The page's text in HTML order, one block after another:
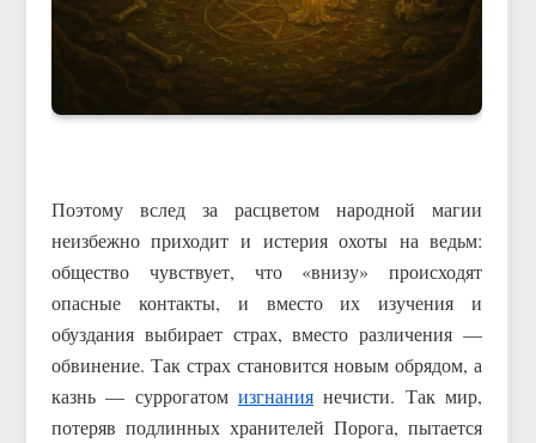
Поэтому вслед за расцветом народной магии
неизбежно приходит и истерия охоты на ведьм:
общество чувствует, что «внизу» происходят
опасные контакты, и вместо их изучения и
обуздания выбирает страх, вместо различения —
обвинение. Так страх становится новым обрядом, а
казнь — суррогатом изгнания нечисти. Так мир,
потеряв подлинных хранителей Порога, пытается